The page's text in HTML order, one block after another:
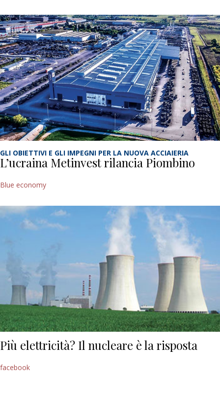
GLI OBIETTIVI E GLI IMPEGNI PER LA NUOVA ACCIAIERIA
L’ucraina Metinvest rilancia Piombino
Blue economy
Più elettricità? Il nucleare è la risposta
facebook